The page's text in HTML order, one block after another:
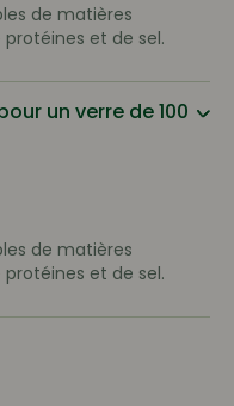
de matières
protéines et de sel.
un verre de 100
de matières
protéines et de sel.